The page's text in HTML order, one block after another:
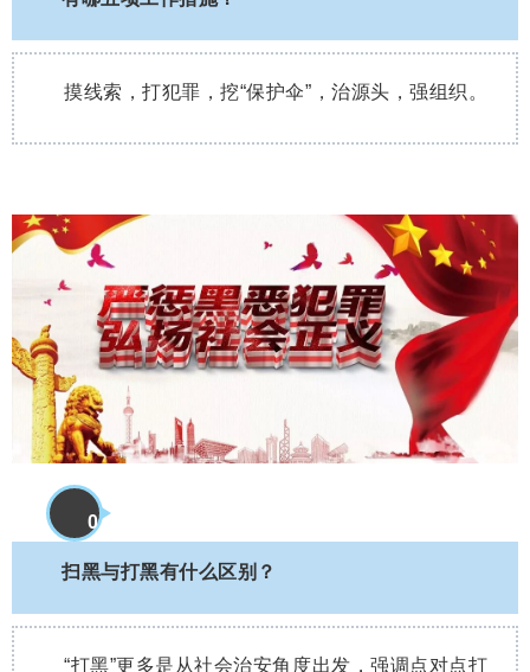
摸线索，打犯罪，挖“保护伞”，治源头，强组织。
0
5
扫黑与打黑有什么区别？
“打黑”更多是从社会治安角度出发，强调点对点打